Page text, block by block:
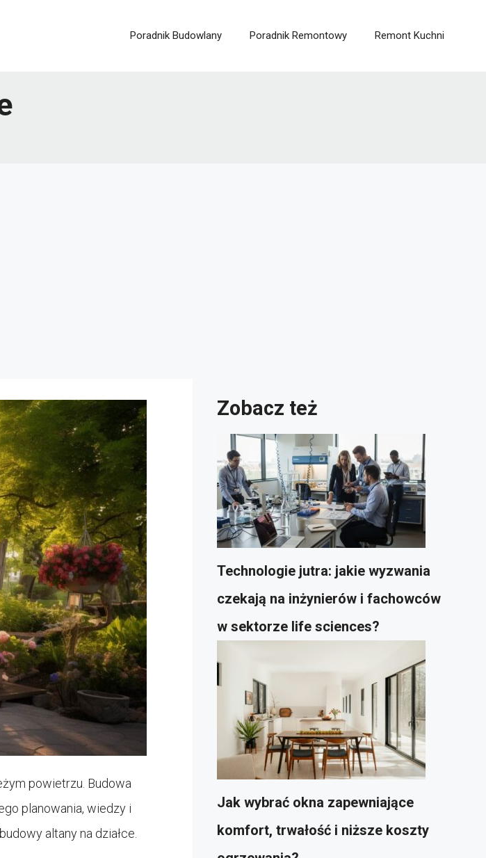
Poradnik Budowlany Poradnik Remontowy Remont Kuchni
powietrzu. Budowa
planowania, wiedzy i
altany na działce.
Zobacz też
Technologie jutra: jakie wyzwania
czekają na inżynierów i fachowców
w sektorze life sciences?
Jak wybrać okna zapewniające
komfort, trwałość i niższe koszty